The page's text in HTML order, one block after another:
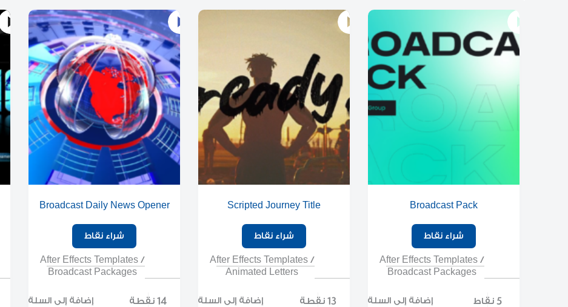
Broadcast Pack
شراء نقاط
After Effects Templates/
Broadcast Packages
5 نقاط إضافة إلى السلة
Scripted Journey Title
شراء نقاط
After Effects Templates/
Animated Letters
13 نقطة إضافة إلى السلة
Broadcast Daily News Opener
شراء نقاط
After Effects Templates/
Broadcast Packages
14 نقطة إضافة إلى السلة